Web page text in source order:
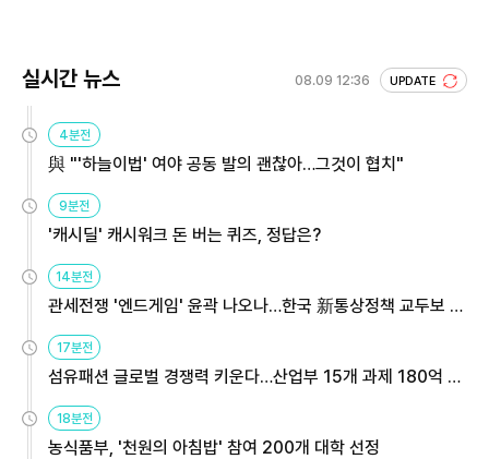
실시간 뉴스 08.09 12:36 UPDATE
4분전
與 "'하늘이법' 여야 공동 발의 괜찮아…그것이 협치"
9분전
'캐시딜' 캐시워크 돈 버는 퀴즈, 정답은?
14분전
관세전쟁 '엔드게임' 윤곽 나오나…한국 新통상정책 교두보 활
17분전
섬유패션 글로벌 경쟁력 키운다…산업부 15개 과제 180억 지
18분전
농식품부, '천원의 아침밥' 참여 200개 대학 선정